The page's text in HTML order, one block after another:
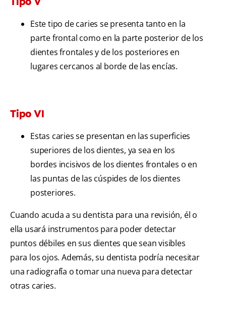
Este tipo de caries se presenta tanto en la
parte frontal como en la parte posterior de los
dientes frontales y de los posteriores en
lugares cercanos al borde de las encías.
Tipo VI
Estas caries se presentan en las superficies
superiores de los dientes, ya sea en los
bordes incisivos de los dientes frontales o en
las puntas de las cúspides de los dientes
posteriores.
Cuando acuda a su dentista para una revisión, él o
ella usará instrumentos para poder detectar
puntos débiles en sus dientes que sean visibles
para los ojos. Además, su dentista podría necesitar
una radiografía o tomar una nueva para detectar
otras caries.